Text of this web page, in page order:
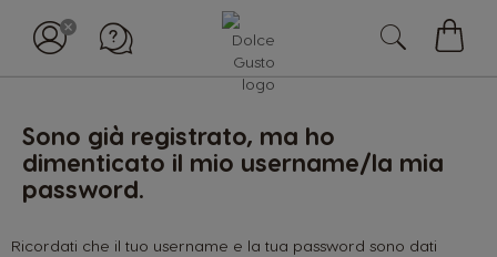
Sono già registrato, ma ho
dimenticato il mio username/la mia
password.
Ricordati che il tuo username e la tua password sono dati